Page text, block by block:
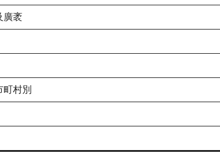
廣袤
町村別